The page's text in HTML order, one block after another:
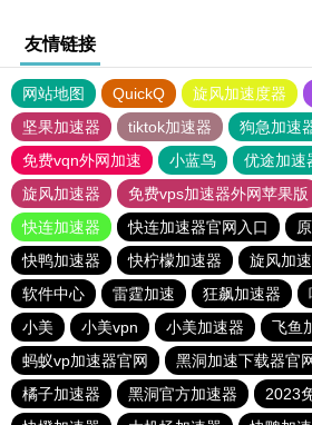
友情链接
网站地图 QuickQ 旋风加速度器
坚果加速器
tiktok加速器
狗急加速
免费vqn外网加速
小蓝鸟 优途加速
旋风加速器
免费vps加速器外网苹果版
快连加速器
快连加速器官网入口
快鸭加速器
快柠檬加速器 旋风加
软件中心
雷霆加速 狂飙加速器
小美
小美vpn 小美加速器 飞鱼
蚂蚁vp加速器官网
黑洞加速下载器官
橘子加速器
黑洞官方加速器
2023